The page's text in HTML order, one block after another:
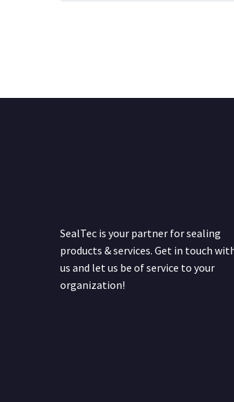
SealTec is your partner for sealing
products & services. Get in touch
us and let us be of service to your
organization!